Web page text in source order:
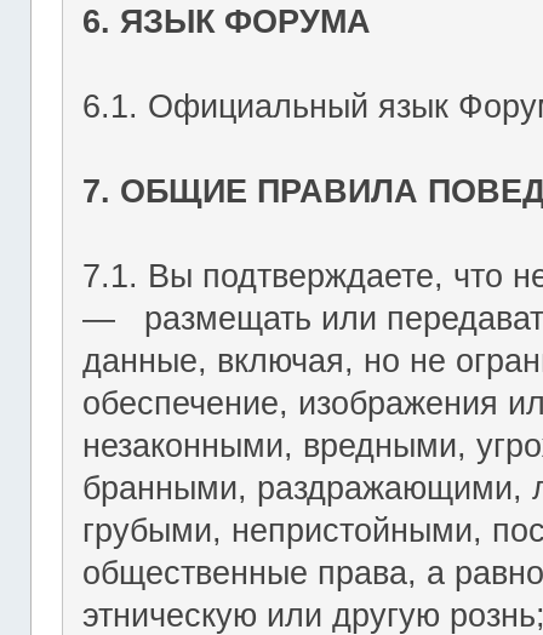
6. ЯЗЫК ФОРУМА
6.1. Официальный язык
7. ОБЩИЕ ПРАВИЛА
7.1. Вы подтверждаете, что
― размещать или
данные, включая, но не
обеспечение, изображения
незаконными, вредными,
бранными, раздражающими,
грубыми, непристойными,
общественные права, а
этническую или другую